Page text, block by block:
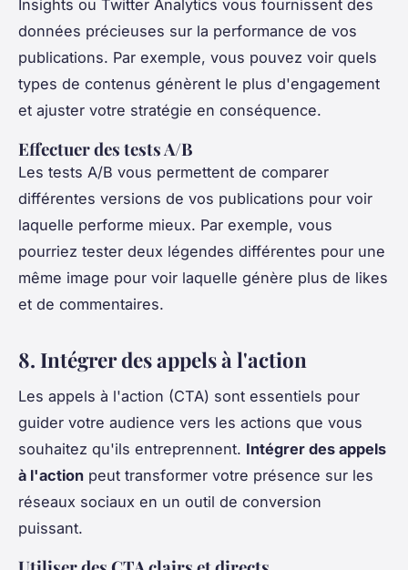
Insights ou Twitter Analytics vous fournissent des
données précieuses sur la performance de vos
publications. Par exemple, vous pouvez voir quels
types de contenus génèrent le plus d'engagement
et ajuster votre stratégie en conséquence.
Effectuer des tests A/B
Les tests A/B vous permettent de comparer
différentes versions de vos publications pour voir
laquelle performe mieux. Par exemple, vous
pourriez tester deux légendes différentes pour une
même image pour voir laquelle génère plus de likes
et de commentaires.
8. Intégrer des appels à l'action
Les appels à l'action (CTA) sont essentiels pour
guider votre audience vers les actions que vous
souhaitez qu'ils entreprennent. Intégrer des appels
à l'action peut transformer votre présence sur les
réseaux sociaux en un outil de conversion
puissant.